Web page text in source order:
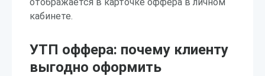
кабинете.
УТП оффера: почему клиенту
выгодно оформить